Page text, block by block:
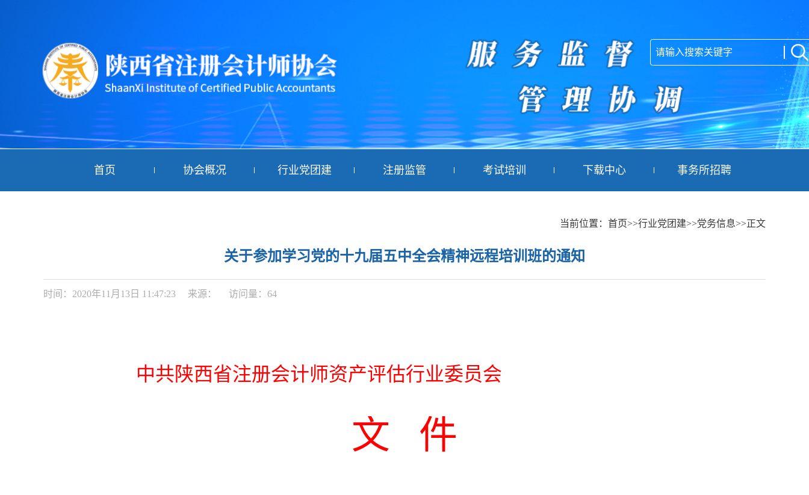
首页 协会概况 行业党团建 注册监管 考试培训 下载中心 事务所招聘
当前位置： 首页>>行业党团建>>党务信息>>正文
关于参加学习党的十九届五中全会精神远程培训班的通知
时间：2020年11月13日 11:47:23 来源： 访问量： 64
中共陕西省注册会计师资产评估行业委员会
文 件